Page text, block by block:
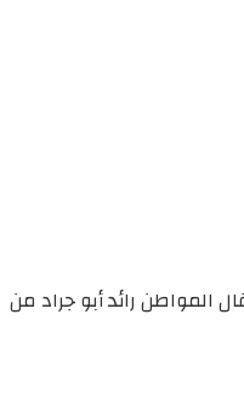
المواطن رائد أبو جراد من